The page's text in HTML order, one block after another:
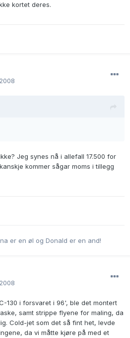
kortet deres.
Jeg synes nå i allefall 17.500 for
kommer sågar moms i tillegg
er en øl og Donald er en and!
130 i forsvaret i 96', ble det montert
samt strippe flyene for maling, da
Cold-jet som det så fint het, levde
da vi måtte kjøre på med et